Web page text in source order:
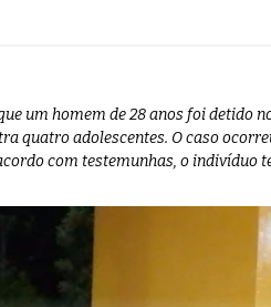
um homem de 28 anos foi detido
quatro adolescentes. O caso
com testemunhas, o indivíduo